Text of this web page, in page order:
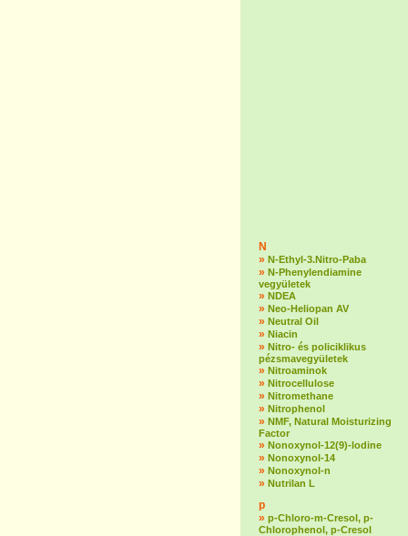
N
» N-Ethyl-3.Nitro-Paba
» N-Phenylendiamine
vegyületek
» NDEA
» Neo-Heliopan AV
» Neutral Oil
» Niacin
» Nitro- és policiklikus
pézsmavegyületek
» Nitroaminok
» Nitrocellulose
» Nitromethane
» Nitrophenol
» NMF, Natural Moisturizing
Factor
» Nonoxynol-12(9)-lodine
» Nonoxynol-14
» Nonoxynol-n
» Nutrilan L
p
» p-Chloro-m-Cresol, p-
Chlorophenol, p-Cresol